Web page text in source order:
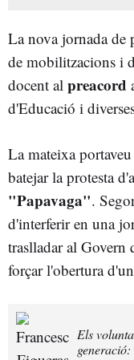
La nova jornada de
de mobilitzacions i
docent al preacord
d'Educació i
La mateixa
batejar la protesta
"Papavaga".
d'interferir en una
traslladar al Govern
forçar l'obertura
Els